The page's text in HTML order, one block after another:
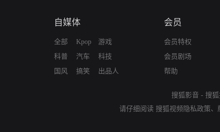
自媒体
全部
科普
国风
Kpop
汽车
搞笑
游戏
科技
出品人
会员
会员特权
会员剧场
帮助
搜狐影音 - 搜
请仔细阅读 搜狐视频隐私政策、